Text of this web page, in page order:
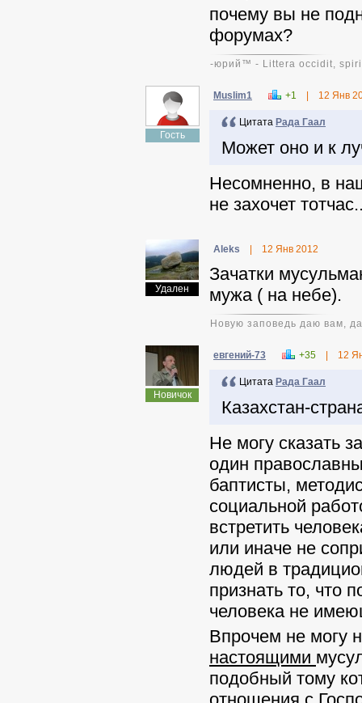
почему вы не
форумах?
-юpий™ - Littera occidit,
Гость
Muslim1 +1 12 Янв
Цитата Рада Гаал
Может оно и к
Несомненно, в
не захочет
Удален
Aleks 12 Янв 2012
Зачатки
мужа ( на небе).
Новую заповедь даю вам,
Новичок
евгений-73 +35 12
Цитата Рада Гаал
Казахстан-
Не могу сказать
один
баптисты,
социальной
встретить
или иначе не
людей в
признать то, что
человека не
Впрочем не могу
настоящими
подобный тому